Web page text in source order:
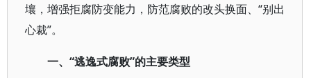
壤，增强拒腐防变能力，防范腐败的改头换面、“别出
心裁”。
一、“逃逸式腐败”的主要类型